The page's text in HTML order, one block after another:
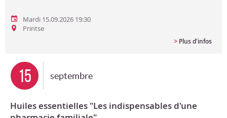
Mardi 15.09.2026 19:30
Printse
> Plus d'infos
15 septembre
Huiles essentielles "Les indispensables d'une